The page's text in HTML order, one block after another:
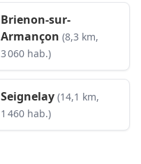
Brienon-sur-
Armançon (8,3 km,
3 060 hab.)
Seignelay (14,1 km,
1 460 hab.)